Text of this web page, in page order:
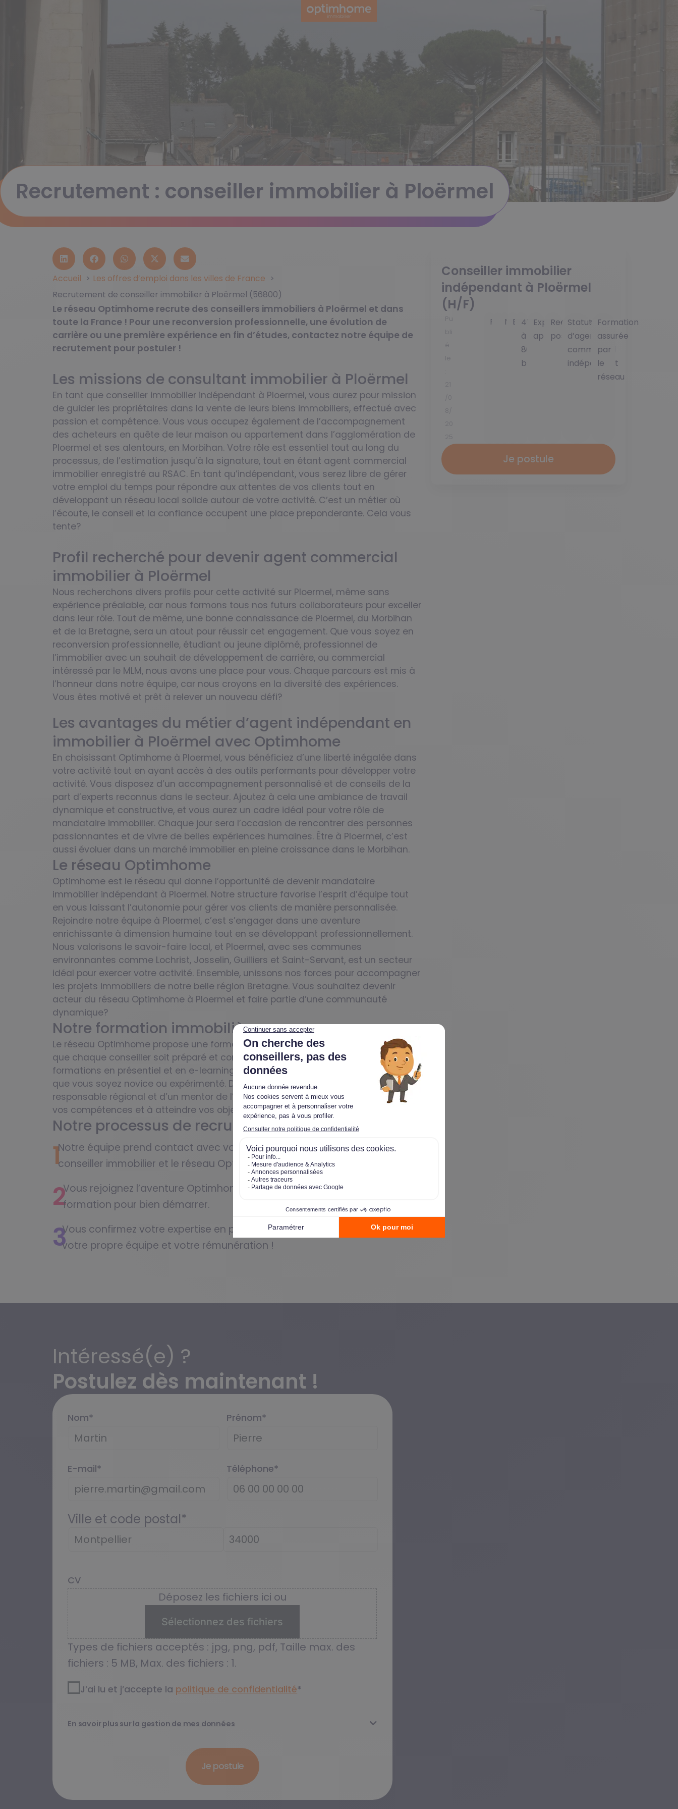
Recrutement : conseiller immobilier à Ploërmel
Accueil
Les offres d’emploi dans les villes de France
Recrutement de conseiller immobilier à Ploërmel (56800)
Le réseau Optimhome recrute des conseillers immobiliers à Ploërmel et dans
toute la France ! Pour une reconversion professionnelle, une évolution de
carrière ou une première expérience en fin d’études, contactez notre équipe de
recrutement pour postuler !
Les missions de consultant immobilier à Ploërmel
En tant que conseiller immobilier indépendant à Ploermel, vous aurez pour mission
de guider les propriétaires dans la vente de leurs biens immobiliers, effectué avec
passion et compétence. Vous vous occupez également de l’accompagnement
des acheteurs en quête de leur maison ou appartement dans l’agglomération de
Ploermel et ses alentours, en Morbihan. Votre rôle est essentiel tout au long du
processus, de l’estimation jusqu’à la signature, tout en étant agent commercial
immobilier enregistré au RSAC. En tant qu’indépendant, vous serez libre de gérer
votre emploi du temps pour répondre aux attentes de vos clients tout en
développant un réseau local solide autour de votre activité. C’est un métier où
l’écoute, le conseil et la confiance occupent une place preponderante. Cela vous
tente?
Profil recherché pour devenir agent commercial
immobilier à Ploërmel
Nous recherchons divers profils pour cette activité sur Ploermel, même sans
expérience préalable, car nous formons tous nos futurs collaborateurs pour exceller
dans leur rôle. Tout de même, une bonne connaissance de Ploermel, du Morbihan
et de la Bretagne, sera un atout pour réussir cet engagement. Que vous soyez en
reconversion professionnelle, étudiant ou jeune diplômé, professionnel de
l’immobilier avec un souhait de développement de carrière, ou commercial
intéressé par le MLM, nous avons une place pour vous. Chaque parcours est mis à
l’honneur dans notre équipe, car nous croyons en la diversité des expériences.
Vous êtes motivé et prêt à relever un nouveau défi?
Les avantages du métier d’agent indépendant en
immobilier à Ploërmel avec Optimhome
En choisissant Optimhome à Ploermel, vous bénéficiez d’une liberté inégalée dans
votre activité tout en ayant accès à des outils performants pour développer votre
activité. Vous disposez d’un accompagnement personnalisé et de conseils de la
part d’experts reconnus dans le secteur. Ajoutez à cela une ambiance de travail
dynamique et constructive, et vous aurez un cadre idéal pour votre rôle de
mandataire immobilier. Chaque jour sera l’occasion de rencontrer des personnes
passionnantes et de vivre de belles expériences humaines. Être à Ploermel, c’est
aussi évoluer dans un marché immobilier en pleine croissance dans le Morbihan.
Le réseau Optimhome
Optimhome est le réseau qui donne l’opportunité de devenir mandataire
immobilier indépendant à Ploermel. Notre structure favorise l’esprit d’équipe tout
en vous laissant l’autonomie pour gérer vos clients de manière personnalisée.
Rejoindre notre équipe à Ploermel, c’est s’engager dans une aventure
enrichissante à dimension humaine tout en se développant professionnellement.
Nous valorisons le savoir-faire local, et Ploermel, avec ses communes
environnantes comme Lochrist, Josselin, Guilliers et Saint-Servant, est un secteur
idéal pour exercer votre activité. Ensemble, unissons nos forces pour accompagner
les projets immobiliers de notre belle région Bretagne. Vous souhaitez devenir
acteur du réseau Optimhome à Ploermel et faire partie d’une communauté
dynamique?
Notre formation immobilière
Le réseau Optimhome propose une formation immobilière complète, garantissant
que chaque conseiller soit préparé et compétent dans son métier. Grâce aux
formations en présentiel et en e-learning, vous pourrez apprendre à votre rythme,
que vous soyez novice ou expérimenté. De plus, l’accompagnement d’un
responsable régional et d’un mentor de l’équipe locale vous aidera à développer
vos compétences et à atteindre vos objectifs. Votre succès est notre priorité.
Notre processus de recrutement à Ploërmel
1Notre équipe prend contact avec vous pour vous présenter le métier de
conseiller immobilier et le réseau Optimhome.
2Vous rejoignez l’aventure Optimhome ! Commencez votre parcours de
formation pour bien démarrer.
3Vous confirmez votre expertise en performant sur le terrain : développez
votre propre équipe et votre rémunération !
Conseiller immobilier
indépendant à Ploërmel
(H/F)
Ploërmel
56800
Morbihan
Bretagne
40K
à
80K
brut
Expérience
appréciée
Reconversion
possible
Statut
d’agent
commercial
indépendant
Formation
assurée
par
le
réseau
Je postule
Intéressé(e) ?
Postulez dès maintenant !
Nom* Prénom*
E-mail* Téléphone*
Ville et code postal*
CV
Déposez les fichiers ici ou
Sélectionnez des fichiers
Types de fichiers acceptés : jpg, png, pdf, Taille max. des
fichiers : 5 MB, Max. des fichiers : 1.
RGPD2 *
J’ai lu et j’accepte la politique de confidentialité​*
En savoir plus sur la gestion de mes données